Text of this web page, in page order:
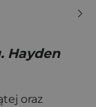
Hayden
oraz